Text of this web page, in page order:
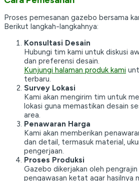
Proses pemesanan gazebo bersama
Berikut langkah-langkahnya:
Konsultasi Desain
Hubungi tim kami untuk diskusi
dan preferensi desain.
Kunjungi halaman produk kami
terbaru.
Survey Lokasi
Kami akan mengirim tim untuk
lokasi guna memastikan desain
area.
Penawaran Harga
Kami akan memberikan
dan detail, termasuk material,
pengerjaan.
Proses Produksi
Gazebo dikerjakan oleh
pengawasan ketat agar hasilnya